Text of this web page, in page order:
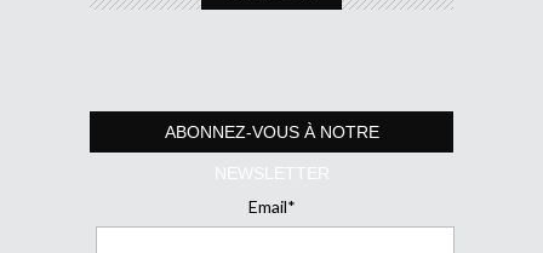
ABONNEZ-VOUS À NOTRE
NEWSLETTER
Email*